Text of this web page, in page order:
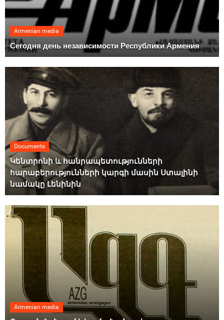
Armenian media
Сегодня день независимости Республики Армения
Documents
Կենտրոնի և հանրապետությունների
հարաբերությունների կարգի մասին Ստալինի
նամակը Լենինին
Armenian media